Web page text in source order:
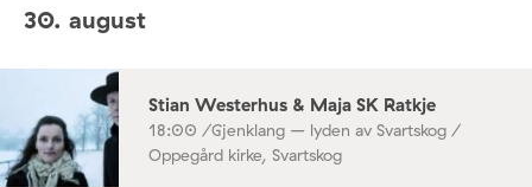
30. august
Stian Westerhus & Maja SK Ratkje
18:00 /Gjenklang – lyden av Svartskog /
Oppegård kirke, Svartskog